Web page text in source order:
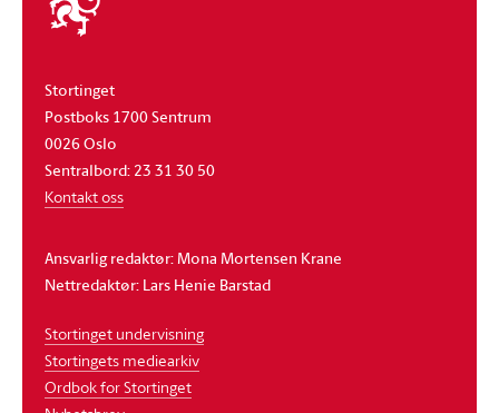
stortinget
Stortinget
Postboks 1700 Sentrum
0026 Oslo
Sentralbord: 23 31 30 50
Kontakt oss
Ansvarlig redaktør: Mona Mortensen Krane
Nettredaktør: Lars Henie Barstad
Stortinget undervisning
Stortingets mediearkiv
Ordbok for Stortinget